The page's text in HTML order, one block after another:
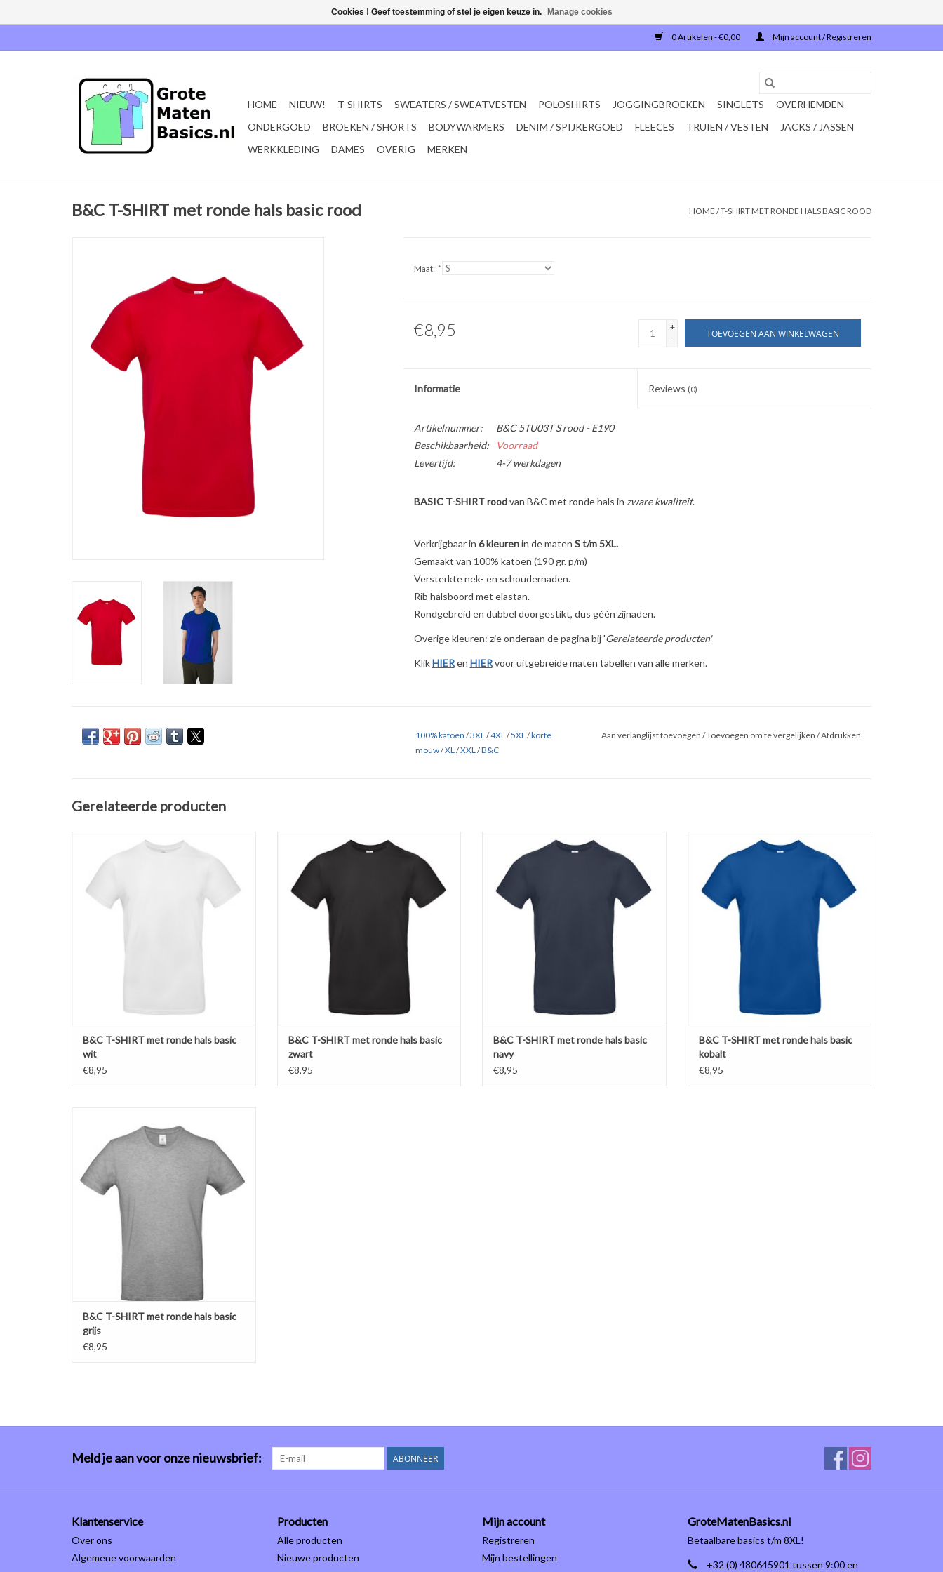
0 Artikelen - €0,00 Mijn account / Registreren
HOME NIEUW! T-SHIRTS SWEATERS / SWEATVESTEN POLOSHIRTS JOGGINGBROEKEN SINGLETS
OVERHEMDEN
ONDERGOED
BROEKEN / SHORTS BODYWARMERS DENIM / SPIJKERGOED FLEECES TRUIEN / VESTEN
JACKS / JASSEN
WERKKLEDING
DAMES OVERIG MERKEN
B&C T-SHIRT met ronde hals basic rood HOME /T-SHIRT MET RONDE HALS BASIC ROOD
Maat: *
€8,95
+
-
TOEVOEGEN AAN WINKELWAGEN
Informatie Reviews (0)
Artikelnummer:
B&C 5TU03T S rood - E190
Beschikbaarheid:
Voorraad
Levertijd:
4-7 werkdagen
BASIC T-SHIRT roodvan B&C met ronde hals in zware kwaliteit.
Verkrijgbaar in 6 kleurenin de maten S t/m 5XL.
Gemaakt van 100% katoen (190 gr. p/m)
Versterkte nek- en schoudernaden.
Rib halsboord met elastan.
Rondgebreid en dubbel doorgestikt, dus géén zijnaden.
Overige kleuren: zie onderaan de pagina bij 'Gerelateerde producten'
KlikHIERen HIERvoor uitgebreide maten tabellen van alle merken.
100% katoen /3XL/4XL/5XL/korte
mouw/XL/XXL/B&C
Aan verlanglijst toevoegen /Toevoegen om te vergelijken /Afdrukken
Gerelateerde producten
Basic t-shirt wit van B&C met ronde hals in
zware kwaliteit. Verkrijgbaar in 6 kleuren in
Gemaakt van 100% katoen (190 gr. p/m)
Rib halsboord met elastan.
B&C T-SHIRT met ronde hals basic
wit
€8,95
Basic t-shirt zwart van B&C met ronde hals in
zware kwaliteit.Verkrijgbaar in 6 kleuren in de
Gemaakt van 100% katoen (190 gr. p/m)
Rib halsboord met elastan.
Rondgebreid en dubbel doorgestikt, dus gé
TOEVOEGEN AAN WINKELWAGEN
B&C T-SHIRT met ronde hals basic
zwart
€8,95
Basic t-shirt van B&C met ronde hals navy
blauw in zware kwaliteit.Verkrijgbaar in 6
Gemaakt van 100% katoen (190 gr. p/m)
Rib halsboord met elastan.
Rondgebreid en dubbel doorgestikt, d
TOEVOEGEN AAN WINKELWAGEN
B&C T-SHIRT met ronde hals basic
navy
€8,95
Basic t-shirt van B&C kobalt blauw met ronde
hals in zware kwaliteit.Verkrijgbaar in 6
kleuren in de maten S t/m 5XL.
Gemaakt van 100% katoen (190 gr. p/m)
Versterkte nek- en schoudernaden.
Rib halsboord met elastan.
Rondgebreid en dubbel doorgestikt,
TOEVOEGEN AAN WINKELWAGEN
B&C T-SHIRT met ronde hals basic
kobalt
€8,95
zware kwaliteit.Verkrijgbaar in 6 kleuren in de
maten S t/m 5XL.
Gemaakt van 100% katoen (190 gr. p/m)
Versterkte nek- en schoudernaden.
Rib halsboord met elastan.
Rondgebreid en dubbel doorgestikt, dus gé
TOEVOEGEN AAN WINKELWAGEN
B&C T-SHIRT met ronde hals basic
grijs
€8,95
Meld je aan voor onze nieuwsbrief: ABONNEER
Klantenservice
Over ons
Algemene voorwaarden
Producten
Alle producten
Nieuwe producten
Mijn account
Registreren
Mijn bestellingen
GroteMatenBasics.nl
Betaalbare basics t/m 8XL!
+32 (0) 480645901 tussen 9:00 en
Cookies ! Geef toestemming of stel je eigen keuze in. Manage cookies